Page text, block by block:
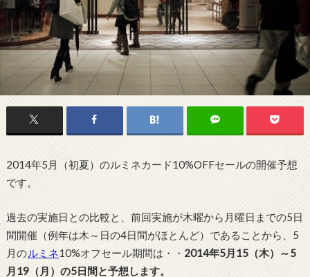
2014年5月（初夏）のルミネカード10%OFFセールの開催予想
です。
過去の実施日との比較と、前回実施が木曜から月曜日までの5日
間開催（例年は木～日の4日間がほとんど）であることから、5
月のルミネ10%オフセール期間は・・ 2014年5月15（木）～5
月19（月）の5日間と予想します。